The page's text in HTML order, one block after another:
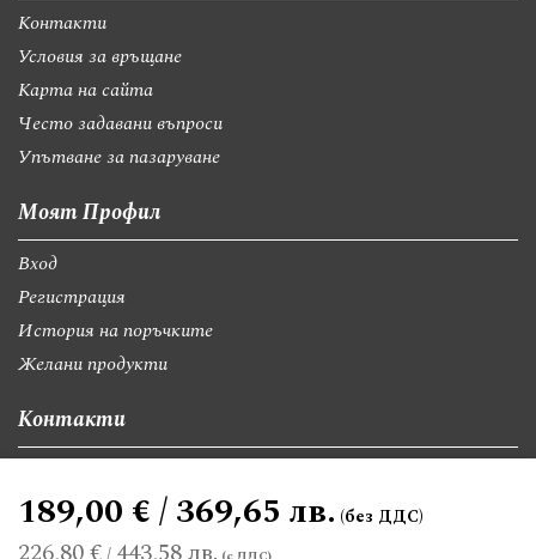
189,00 € / 369,65 лв.
Контакти
Условия за връщане
Карта на сайта
Често задавани въпроси
Упътване за пазаруване
Моят Профил
Вход
Регистрация
История на поръчките
Желани продукти
Контакти
giftsbgnet@gmail.com
+359 89 9528300
+359 89 8580494